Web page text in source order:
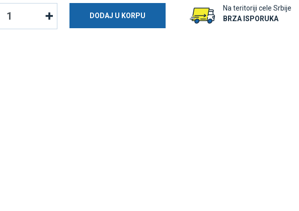
DODAJ U KORPU
Na teritoriji cele Srbije
BRZA ISPORUKA